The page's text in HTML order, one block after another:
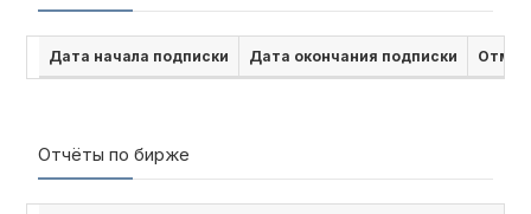
Дата начала подписки Дата окончания подписки
Отчёты по бирже